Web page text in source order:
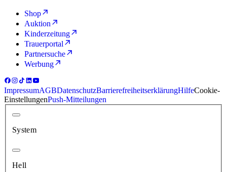
Shop
Auktion
Kinderzeitung
Trauerportal
Partnersuche
Werbung
ImpressumAGBDatenschutzBarrierefreiheitserklärungHilfeCookie-
EinstellungenPush-Mitteilungen
System
Hell